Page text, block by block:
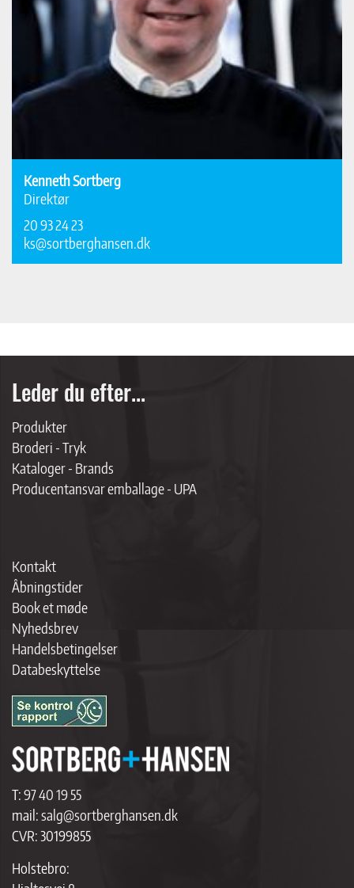
Kenneth Sortberg
Direktør
20 93 24 23
ks@sortberghansen.dk
Leder du efter...
Produkter
Broderi - Tryk
Kataloger - Brands
Producentansvar emballage - UPA
Kontakt
Åbningstider
Book et møde
Nyhedsbrev
Handelsbetingelser
Databeskyttelse
T:97 40 19 55
mail:salg@sortberghansen.dk
CVR: 30199855
Holstebro: